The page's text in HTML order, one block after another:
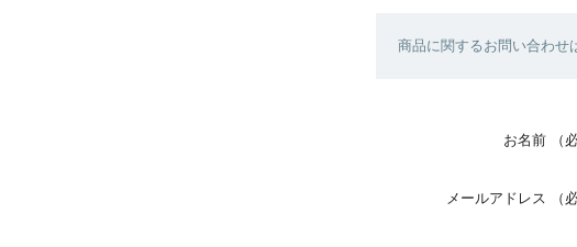
商品に関するお問い合わせ
お名前 （
メールアドレス （